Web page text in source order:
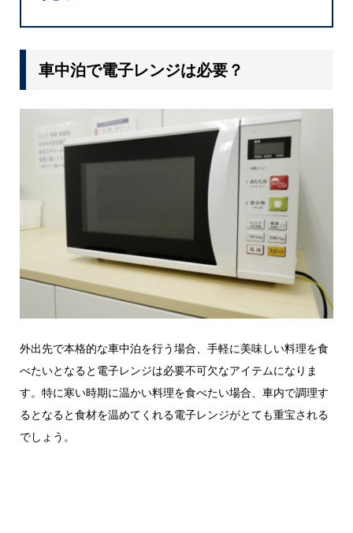
車中泊で電子レンジは必要？
外出先で本格的な車中泊を行う場合、手軽に美味しい料理を食
べたいとなると電子レンジは必要不可欠なアイテムになりま
す。特に寒い時期に温かい料理を食べたい場合、車内で調理す
るとなると食材を温めてくれる電子レンジがとても重宝される
でしょう。